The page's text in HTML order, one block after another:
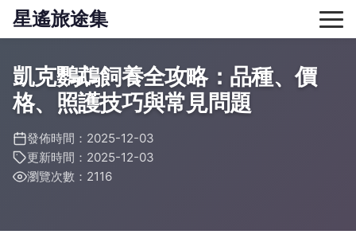
星遙旅途集
凱克鸚鵡飼養全攻略：品種、價
格、照護技巧與常見問題
發佈時間：2025-12-03
更新時間：2025-12-03
瀏覽次數：2116